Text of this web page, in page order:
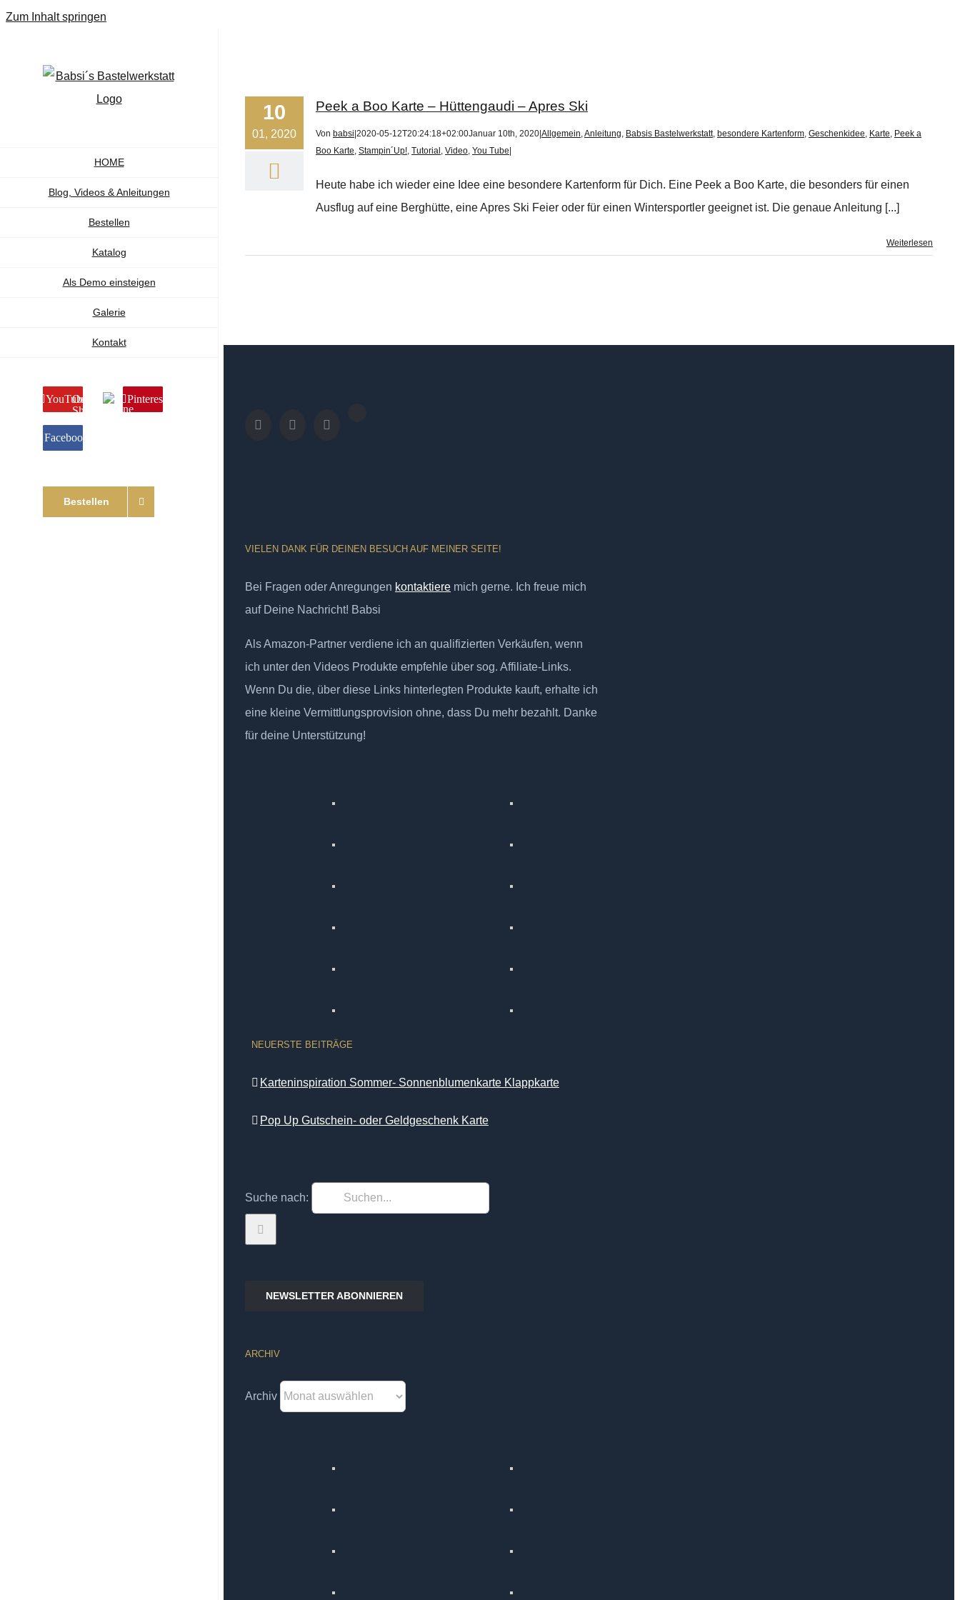
Zum Inhalt springen
HOME
Blog, Videos & Anleitungen
Bestellen
Katalog
Als Demo einsteigen
Galerie
Kontakt
YouTubeOnline
Shop
Pinterest
Facebook
Bestellen
10
01, 2020
Peek a Boo Karte – Hüttengaudi – Apres Ski
Von babsi 2020-05-12T20:24:18+02:00Januar 10th, 2020 Allgemein,Anleitung, Babsis Bastelwerkstatt, besondere Kartenform, Geschenkidee, Karte, Peek a
Boo Karte, Stampin´Up!, Tutorial , Video, You Tube
Heute habe ich wieder eine Idee eine besondere Kartenform für Dich. Eine Peek a Boo Karte, die besonders für einen
Ausflug auf eine Berghütte, eine Apres Ski Feier oder für einen Wintersportler geeignet ist. Die genaue Anleitung [...]
Weiterlesen
VIELEN DANK FÜR DEINEN BESUCH AUF MEINER SEITE!
Bei Fragen oder Anregungen kontaktiere mich gerne. Ich freue mich
auf Deine Nachricht! Babsi
Als Amazon-Partner verdiene ich an qualifizierten Verkäufen, wenn
ich unter den Videos Produkte empfehle über sog. Affiliate-Links.
Wenn Du die, über diese Links hinterlegten Produkte kauft, erhalte ich
eine kleine Vermittlungsprovision ohne, dass Du mehr bezahlt. Danke
für deine Unterstützung!
NEUERSTE BEITRÄGE
Karteninspiration Sommer- Sonnenblumenkarte Klappkarte
Pop Up Gutschein- oder Geldgeschenk Karte
Suche nach:
NEWSLETTER ABONNIEREN
ARCHIV
Archiv